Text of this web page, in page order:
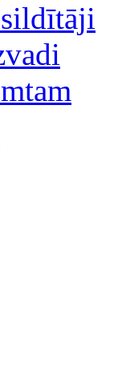
sildītāji